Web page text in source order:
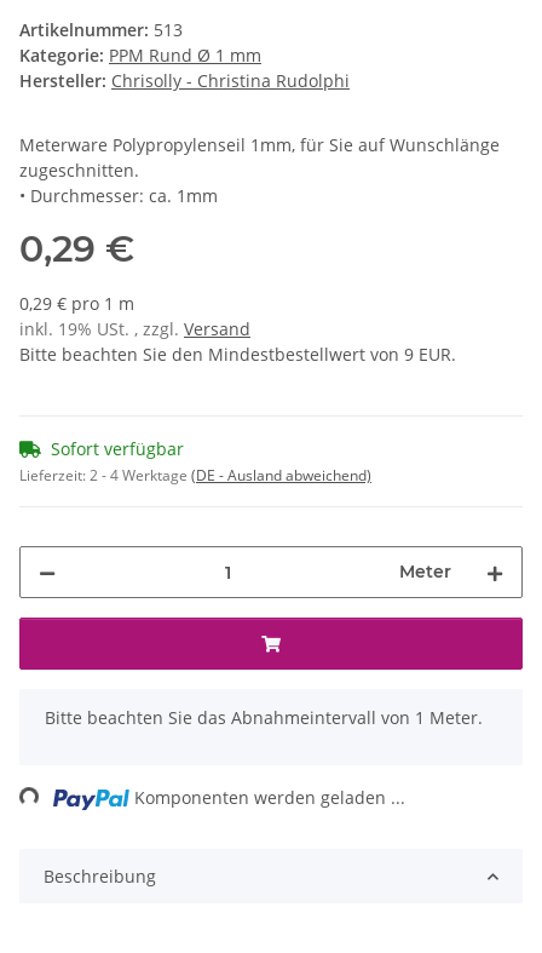
Artikelnummer: 513
Kategorie: PPM Rund Ø 1 mm
Hersteller: Chrisolly - Christina Rudolphi
Meterware Polypropylenseil 1mm, für Sie auf Wunschlänge
zugeschnitten.
• Durchmesser: ca. 1mm
0,29 €
0,29 € pro 1 m
inkl. 19% USt. , zzgl. Versand
Bitte beachten Sie den Mindestbestellwert von 9 EUR.
Sofort verfügbar
Lieferzeit:2 - 4 Werktage (DE - Ausland abweichend)
Meter
x
Bitte beachten Sie das Abnahmeintervall von 1 Meter.
Komponenten werden geladen ...
Beschreibung